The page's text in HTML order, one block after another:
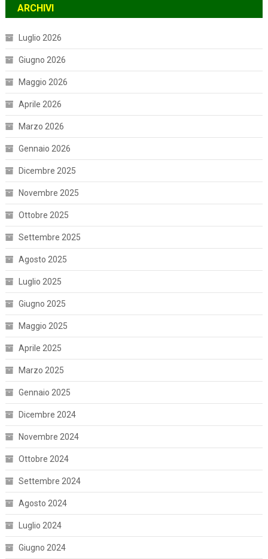
ARCHIVI
Luglio 2026
Giugno 2026
Maggio 2026
Aprile 2026
Marzo 2026
Gennaio 2026
Dicembre 2025
Novembre 2025
Ottobre 2025
Settembre 2025
Agosto 2025
Luglio 2025
Giugno 2025
Maggio 2025
Aprile 2025
Marzo 2025
Gennaio 2025
Dicembre 2024
Novembre 2024
Ottobre 2024
Settembre 2024
Agosto 2024
Luglio 2024
Giugno 2024